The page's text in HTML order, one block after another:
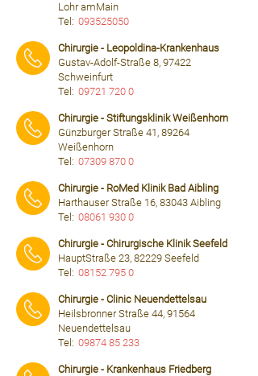
Lohr amMain
Tel: 093525050
Chirurgie - Leopoldina-Krankenhaus
Gustav-Adolf-Straße 8, 97422
Schweinfurt
Tel: 09721 720 0
Chirurgie - Stiftungsklinik Weißenhorn
Günzburger Straße 41, 89264
Weißenhorn
Tel: 07309 870 0
Chirurgie - RoMed Klinik Bad Aibling
Harthauser Straße 16, 83043 Aibling
Tel: 08061 930 0
Chirurgie - Chirurgische Klinik Seefeld
HauptStraße 23, 82229 Seefeld
Tel: 08152 795 0
Chirurgie - Clinic Neuendettelsau
Heilsbronner Straße 44, 91564
Neuendettelsau
Tel: 09874 85 233
Chirurgie - Krankenhaus Friedberg